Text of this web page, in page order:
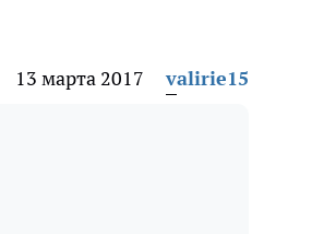
13 марта 2017 valirie15